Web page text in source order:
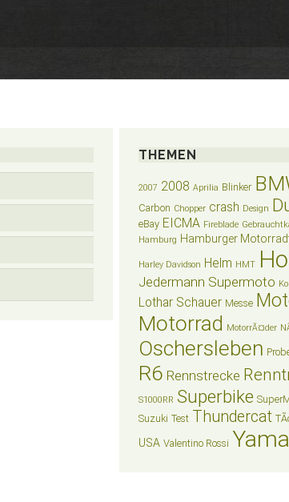
THEMEN
2007 2008 Aprilia Blinker
Carbon Chopper crash Design
eBay EICMA Fireblade
Hamburg Hamburger
Harley Davidson Helm HMT
Jedermann Supermoto
Lothar Schauer Messe
Motorrad MotorrÃ¤der
Oschersleben
R6 Rennstrecke
S1000RR Superbike
Suzuki Test Thundercat
USA Valentino Rossi